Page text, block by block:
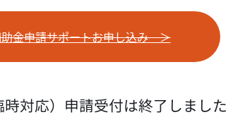
金申請サポートお申し込み ＞
対応）申請受付は終了しました